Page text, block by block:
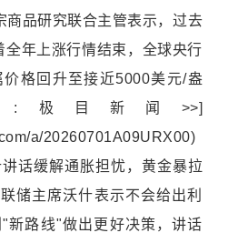
商品研究联合主管表示，过去
年上涨行情结束，全球央行
价格回升至接近5000美元/盎
极目新闻>>]
a/20260701A09URX00)
话缓解通胀担忧，黄金暴拉
储主席沃什表示不会给出利
新路线"做出更好决策，讲话